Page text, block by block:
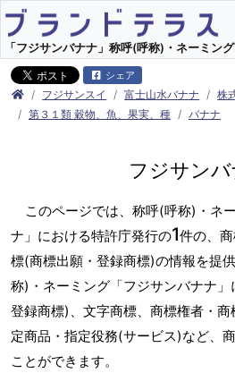
「フジサンバナナ」称呼(呼称)・ネーミン
シェア
フジサンスイ 富士山水バナナ
株
第３１類 穀物、魚、果実、種
バナナ
フジサン
このページでは、称呼(呼称)・ネ
ナ」における特許庁発行の1件の、
標(商標出願・登録商標)の情報を提
称)・ネーミング「フジサンバナナ」
登録商標)、文字商標、商標権者・
定商品・指定役務(サービス)など、
ことができます。